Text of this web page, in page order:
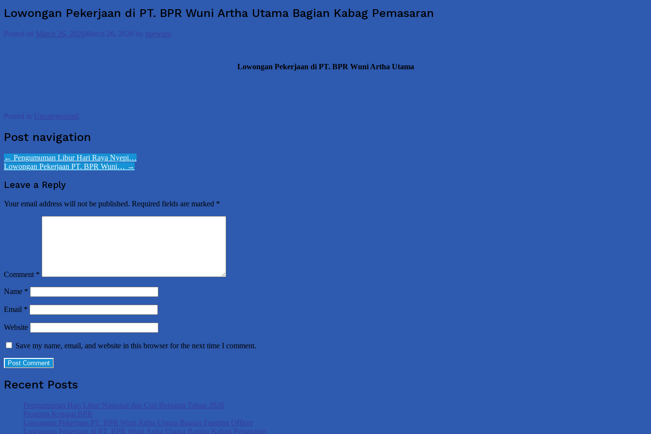
Lowongan Pekerjaan di PT. BPR Wuni Artha Utama Bagian Kabag Pemasaran
Posted on March 26, 2026March 26, 2026 by bprwuni
Lowongan Pekerjaan di PT. BPR Wuni Artha Utama
Posted in Uncategorized
Post navigation
← Pengumuman Libur Hari Raya Nyepi…
Lowongan Pekerjaan PT. BPR Wuni… →
Leave a Reply
Your email address will not be published. Required fields are marked *
Comment *
Name *
Email *
Website
Save my name, email, and website in this browser for the next time I comment.
Recent Posts
Pengumuman Hari Libur Nasional dan Cuti Bersama Tahun 2026
Program Ketupat BPR
Lowongan Pekerjaan PT. BPR Wuni Artha Utama Bagian Funding Officer
Lowongan Pekerjaan di PT. BPR Wuni Artha Utama Bagian Kabag Pemasaran